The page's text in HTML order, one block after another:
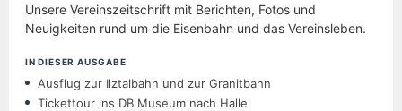
Unsere Vereinszeitschrift mit Berichten, Fotos und
Neuigkeiten rund um die Eisenbahn und das Vereinsleben.
IN DIESER AUSGABE
Ausflug zur Ilztalbahn und zur Granitbahn
Tickettour ins DB Museum nach Halle